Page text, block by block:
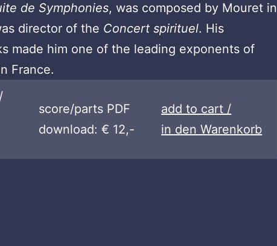
de Symphonies, was composed by Mouret in
director of the Concert spirituel. His
made him one of the leading exponents of
France.
score/parts PDF
download: € 12,-
add to cart /
in den Warenkorb